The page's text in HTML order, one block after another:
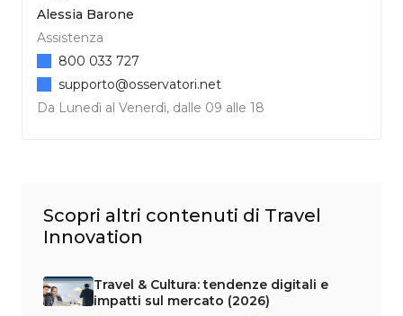
Alessia Barone
Assistenza
Da Lunedì al Venerdì, dalle 09 alle 18
800 033 727
supporto@osservatori.net
Scopri altri contenuti di Travel
Innovation
Travel & Cultura: tendenze digitali e
impatti sul mercato (2026)